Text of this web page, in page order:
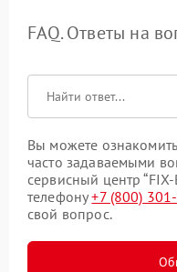
FAQ. Ответы на
Вы можете
часто задаваемыми
сервисный центр
телефону+7 (800)
свой вопрос.